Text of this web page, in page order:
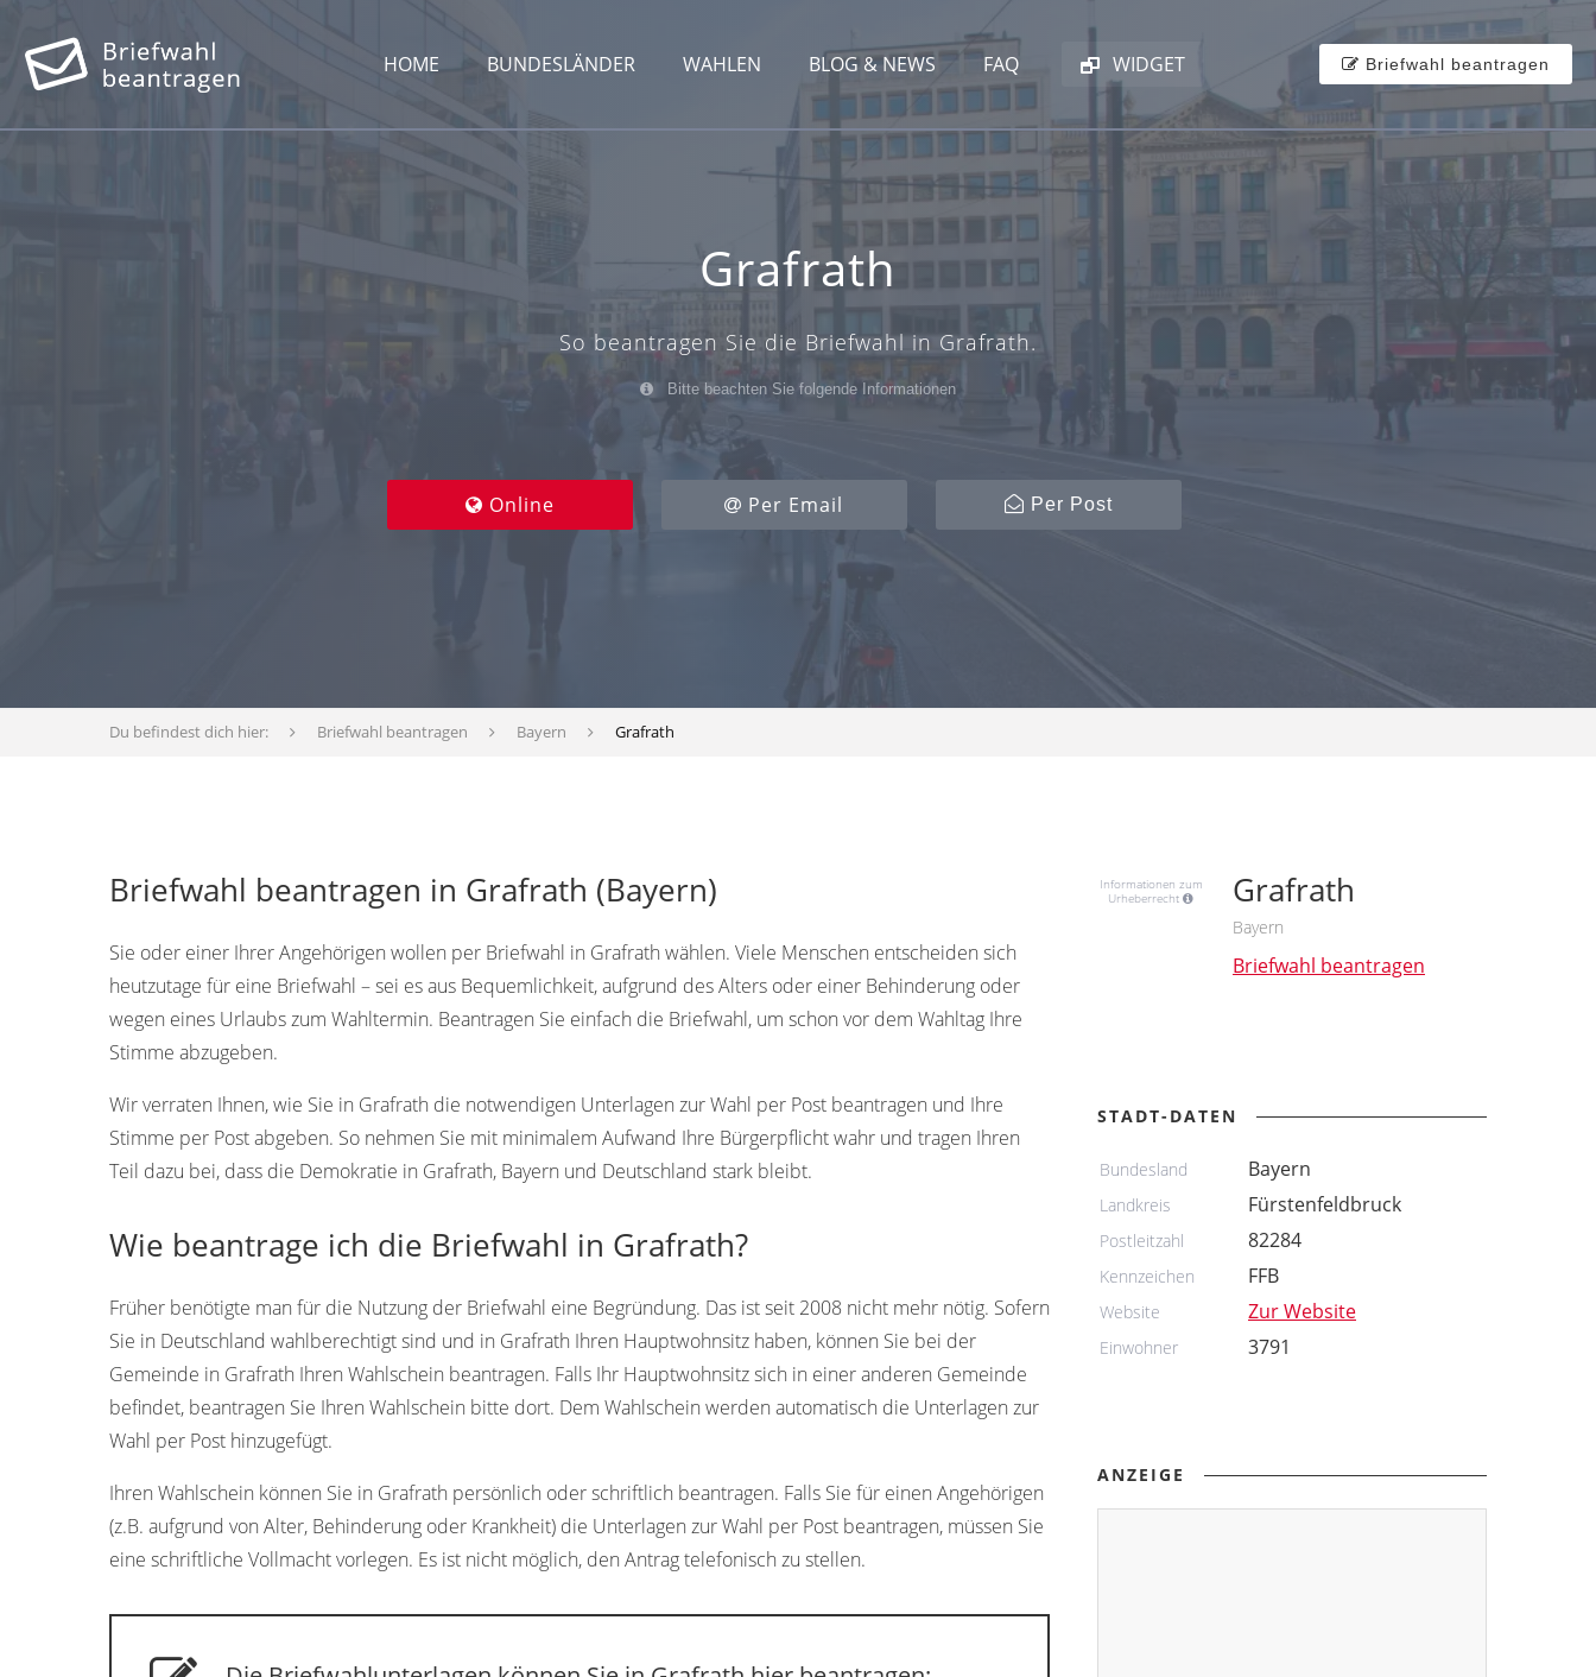
HOME BUNDESLÄNDER WAHLEN BLOG & NEWS FAQ WIDGET Briefwahl beantragen
Grafrath
So beantragen Sie die Briefwahl in Grafrath.
Bitte beachten Sie folgende Informationen
Online Per Email Per Post
Du befindest dich hier: Briefwahl beantragen Bayern Grafrath
Briefwahl beantragen in Grafrath (Bayern)
Sie oder einer Ihrer Angehörigen wollen per Briefwahl in Grafrath wählen. Viele Menschen entscheiden sich
heutzutage für eine Briefwahl – sei es aus Bequemlichkeit, aufgrund des Alters oder einer Behinderung oder
wegen eines Urlaubs zum Wahltermin. Beantragen Sie einfach die Briefwahl, um schon vor dem Wahltag Ihre
Stimme abzugeben.
Wir verraten Ihnen, wie Sie in Grafrath die notwendigen Unterlagen zur Wahl per Post beantragen und Ihre
Stimme per Post abgeben. So nehmen Sie mit minimalem Aufwand Ihre Bürgerpflicht wahr und tragen Ihren
Teil dazu bei, dass die Demokratie in Grafrath, Bayern und Deutschland stark bleibt.
Wie beantrage ich die Briefwahl in Grafrath?
Früher benötigte man für die Nutzung der Briefwahl eine Begründung. Das ist seit 2008 nicht mehr nötig. Sofern
Sie in Deutschland wahlberechtigt sind und in Grafrath Ihren Hauptwohnsitz haben, können Sie bei der
Gemeinde in Grafrath Ihren Wahlschein beantragen. Falls Ihr Hauptwohnsitz sich in einer anderen Gemeinde
befindet, beantragen Sie Ihren Wahlschein bitte dort. Dem Wahlschein werden automatisch die Unterlagen zur
Wahl per Post hinzugefügt.
Ihren Wahlschein können Sie in Grafrath persönlich oder schriftlich beantragen. Falls Sie für einen Angehörigen
(z.B. aufgrund von Alter, Behinderung oder Krankheit) die Unterlagen zur Wahl per Post beantragen, müssen Sie
eine schriftliche Vollmacht vorlegen. Es ist nicht möglich, den Antrag telefonisch zu stellen.
Informationen zum
Urheberrecht
Grafrath
Bayern
Briefwahl beantragen
STADT-DATEN
Bundesland Bayern
Landkreis Fürstenfeldbruck
Postleitzahl 82284
Kennzeichen FFB
Website Zur Website
Einwohner 3791
ANZEIGE